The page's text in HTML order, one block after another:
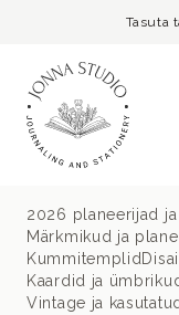
Tasuta
2026 planeerijad
Märkmikud ja
Kummitemplid
Kaardid ja
Vintage ja